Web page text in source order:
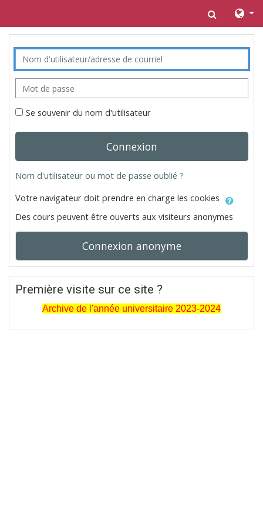
Nom d'utilisateur/adresse de courriel
Mot de passe
Se souvenir du nom d'utilisateur
Connexion
Nom d'utilisateur ou mot de passe oublié ?
Votre navigateur doit prendre en charge les cookies
Des cours peuvent être ouverts aux visiteurs anonymes
Connexion anonyme
Première visite sur ce site ?
Archive de l'année universitaire 2023-2024